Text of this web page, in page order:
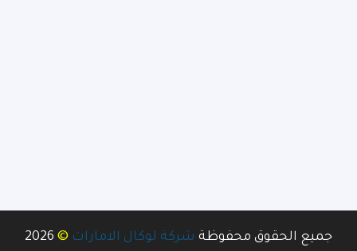
جميع الحقوق محفوظة شركة لوكال الامارات ©